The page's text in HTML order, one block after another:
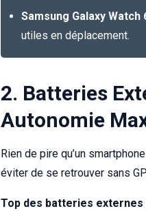
Samsung Galaxy Watch
utiles en déplacement.
2. Batteries
Autonomie
Rien de pire qu’un
éviter de se retrouver sans
Top des batteries externes